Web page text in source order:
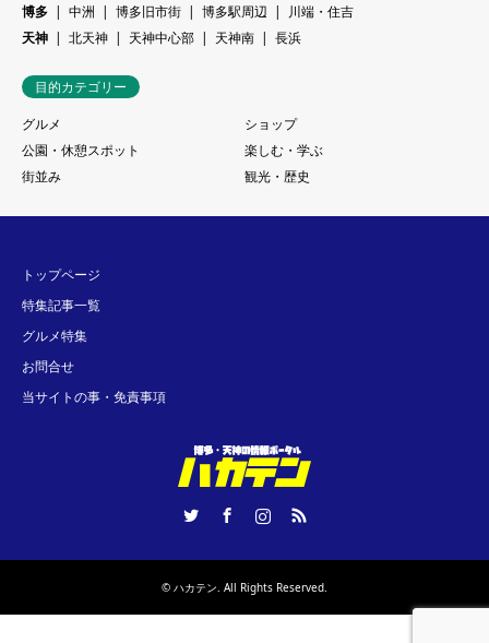
博多
中洲 博多旧市街 博多駅周辺
川端・住吉
天神
北天神 天神中心部 天神南 長浜
目的カテゴリー
グルメ
ショップ
公園・休憩スポット
楽しむ・学ぶ
街並み
観光・歴史
トップページ
特集記事一覧
グルメ特集
お問合せ
当サイトの事・免責事項
InstagramRSS
© ハカテン . All Rights Reserved.